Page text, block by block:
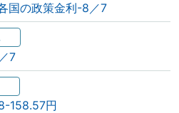
国の政策金利-8／7
7
158.57円